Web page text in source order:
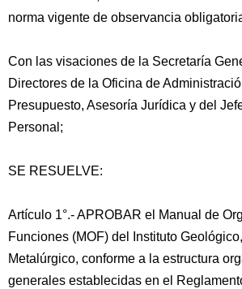
norma vigente de observancia
Con las visaciones de la Secretaría
Directores de la Oficina de
Presupuesto, Asesoría Jurídica y del
Personal;
SE RESUELVE:
Artículo 1°.- APROBAR el Manual de
Funciones (MOF) del Instituto
Metalúrgico, conforme a la estructura
generales establecidas en el